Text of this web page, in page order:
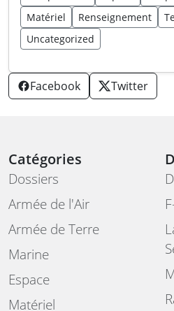
Matériel
Renseignement
Uncategorized
Facebook Twitter
Catégories
Dossiers
Armée de l'Air
Armée de Terre
Marine
Espace
Matériel